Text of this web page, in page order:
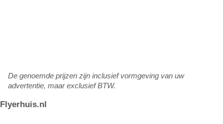
Flyerhuis.nl
De genoemde prijzen zijn inclusief vormgeving van uw
advertentie, maar exclusief BTW.